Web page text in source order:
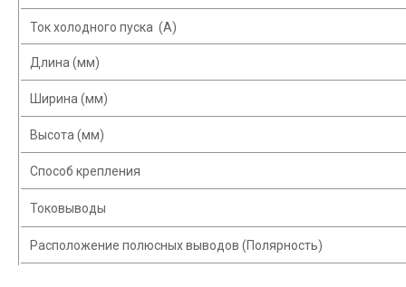
Ток холодного пуска (A)
Длина (мм)
Ширина (мм)
Высота (мм)
Способ крепления
Токовыводы
Расположение полюсных выводов (Полярность)